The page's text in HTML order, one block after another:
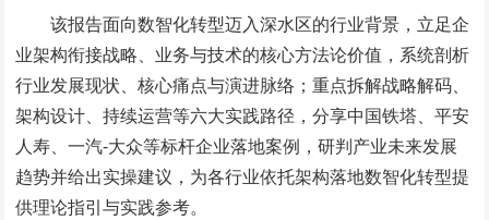
该报告面向数智化转型迈入深水区的行业背景，立足企
业架构衔接战略、业务与技术的核心方法论价值，系统剖析
行业发展现状、核心痛点与演进脉络；重点拆解战略解码、
架构设计、持续运营等六大实践路径，分享中国铁塔、平安
人寿、一汽-大众等标杆企业落地案例，研判产业未来发展
趋势并给出实操建议，为各行业依托架构落地数智化转型提
供理论指引与实践参考。